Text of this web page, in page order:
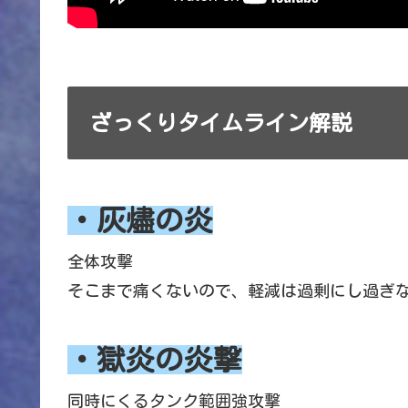
ざっくりタイムライン解説
・灰燼の炎
全体攻撃
そこまで痛くないので、軽減は過剰にし過ぎ
・獄炎の炎撃
同時にくるタンク範囲強攻撃